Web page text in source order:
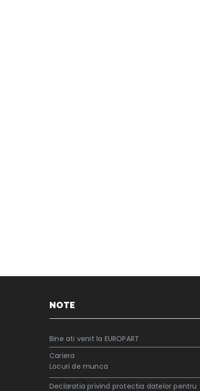
NOTE
Bine ati venit la EUROPART
Cariera
Locuri de munca
Declaratia privind protectia datelor pentru